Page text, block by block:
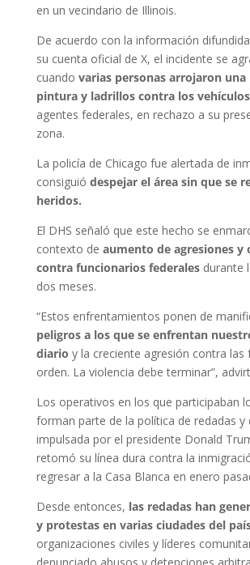
en un vecindario de Illinois.
De acuerdo con la información
su cuenta oficial de X, el incidente se
cuando varias personas arrojaron una
pintura y ladrillos contra los vehículos
agentes federales, en rechazo a su
zona.
La policía de Chicago fue alertada de
consiguió despejar el área sin que se
heridos.
El DHS señaló que este hecho se
contexto de aumento de agresiones y
contra funcionarios federalesdurante
dos meses.
“Estos enfrentamientos ponen de
peligros a los que se enfrentan
diario y la creciente agresión contra las
orden. La violencia debe terminar”,
Los operativos en los que participaban
forman parte de la política de redadas y
impulsada por el presidente Donald
retomó su línea dura contra la
regresar a la Casa Blanca en enero
Desde entonces, las redadas han
y protestas en varias ciudades del
organizaciones civiles y líderes